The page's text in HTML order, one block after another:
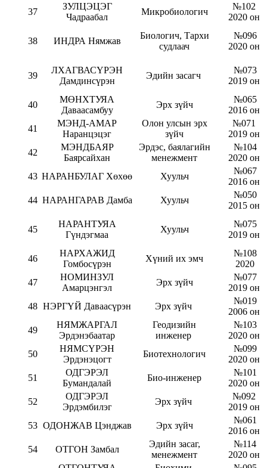
37
ЗУЛЦЭЦЭГ
Чадраабал
Микробиологич
№102
2020 он
38 ИНДРА Нямжав
Биологич, Тархи
судлаач
№096
2020 он
39
ЛХАГВАСҮРЭН
Дамдинсүрэн
Эдийн засагч
№073
2019 он
40
МӨНХТУЯА
Даваасамбуу
Эрх зүйч
№065
2016 он
41
МЭНД-АМАР
Наранцэцэг
Олон улсын эрх
зүйч
№071
2019 он
42
МЭНДБАЯР
Баярсайхан
Эрдэс, баялагийн
менежмент
№104
2020 он
43 НАРАНБУЛАГ Хөхөө Хуульч
№067
2016 он
44 НАРАНГАРАВ Дамба Хуульч
№050
2015 он
45
НАРАНТУЯА
Гүндэгмаа
Хуульч
№075
2019 он
46
НАРХАЖИД
Гомбосүрэн
Хүний их эмч
№108
2020
47
НОМИНЗУЛ
Амарцэнгэл
Эрх зүйч
№077
2019 он
48 НЭРГҮЙ Даваасүрэн Эрх зүйч
№019
2006 он
49
НЯМЖАРГАЛ
Эрдэнэбаатар
Геодизийн
инженер
№103
2020 он
50
НЯМСҮРЭН
Эрдэнэцогт
Биотехнологич
№099
2020 он
51
ОДГЭРЭЛ
Бумандалай
Био-инженер
№101
2020 он
52
ОДГЭРЭЛ
Эрдэмбилэг
Эрх зүйч
№092
2019 он
53 ОДОНЖАВ Цэнджав Эрх зүйч
№061
2016 он
54
ОТГОН Замбал
Эдийн засаг,
менежмент
№114
2020 он